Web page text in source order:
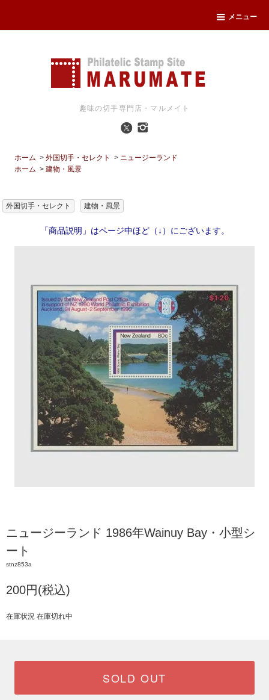
メニュー
趣味の切手専門店・マルメイト
ホーム >外国切手・セレクト > ニュージーランド
ホーム >建物・風景
外国切手・セレクト 建物・風景
「商品説明」はページ中ほど（↓）にございます。
ニュージーランド 1986年Wainuy Bay・小型シ
ート
stnz853a
200円(税込)
在庫状況 在庫切れ中
SOLD OUT